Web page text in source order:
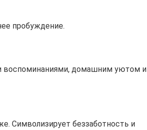
пробуждение.
воспоминаниями, домашним уютом и
Символизирует беззаботность и